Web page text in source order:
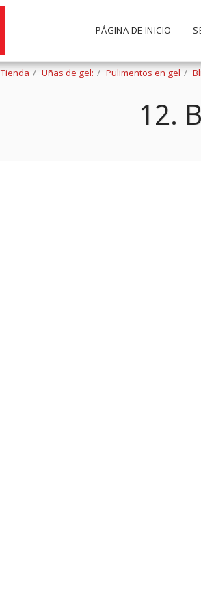
PÁGINA DE INICIO
Tienda Uñas de gel: Pulimentos en gel
12.